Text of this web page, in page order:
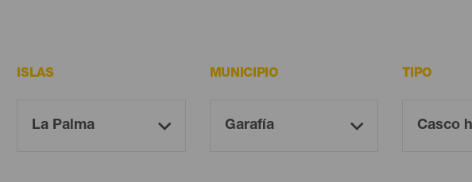
ISLAS MUNICIPIO TIPO